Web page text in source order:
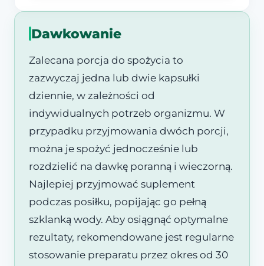
Dawkowanie
Zalecana porcja do spożycia to
zazwyczaj jedna lub dwie kapsułki
dziennie, w zależności od
indywidualnych potrzeb organizmu. W
przypadku przyjmowania dwóch porcji,
można je spożyć jednocześnie lub
rozdzielić na dawkę poranną i wieczorną.
Najlepiej przyjmować suplement
podczas posiłku, popijając go pełną
szklanką wody. Aby osiągnąć optymalne
rezultaty, rekomendowane jest regularne
stosowanie preparatu przez okres od 30